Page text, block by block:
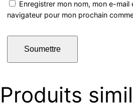
Enregistrer mon nom, mon e-mail
navigateur pour mon prochain
Produits